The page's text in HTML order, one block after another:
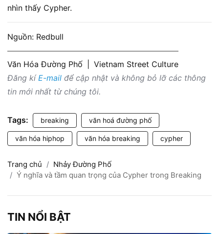
nhìn thấy Cypher.
Nguồn: Redbull
Văn Hóa Đường Phố
Vietnam Street Culture
Đăng kíE-mail để cập nhật và không bỏ lỡ các thông
tin mới nhất từ chúng tôi.
Tags: breaking văn hoá đường phố
văn hóa hiphop văn hóa breaking cypher
Trang chủ
Nhảy Đường Phố
Ý nghĩa và tầm quan trọng của Cypher trong Breaking
TIN NỔI BẬT